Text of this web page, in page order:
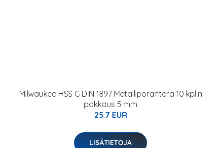
Milwaukee HSS G DIN 1897 Metalliporanterä 10 kpl:n
pakkaus 5 mm
25.7 EUR
LISÄTIETOJA